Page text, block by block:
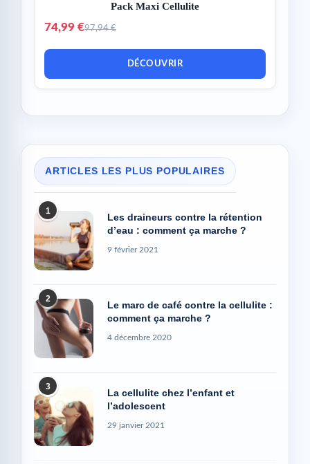
Pack Maxi Cellulite
74,99 €97,94 €
DÉCOUVRIR
ARTICLES LES PLUS POPULAIRES
1
Les draineurs contre la rétention
d’eau : comment ça marche ?
9 février 2021
2
Le marc de café contre la cellulite :
comment ça marche ?
4 décembre 2020
3
La cellulite chez l’enfant et
l’adolescent
29 janvier 2021